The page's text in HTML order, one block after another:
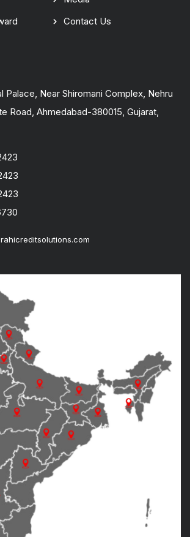
Contact Us
Palace, Near Shiromani Complex, Nehru
Road, Ahmedabad-380015, Gujarat,